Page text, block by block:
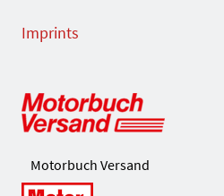
Imprints
Motorbuch Versand